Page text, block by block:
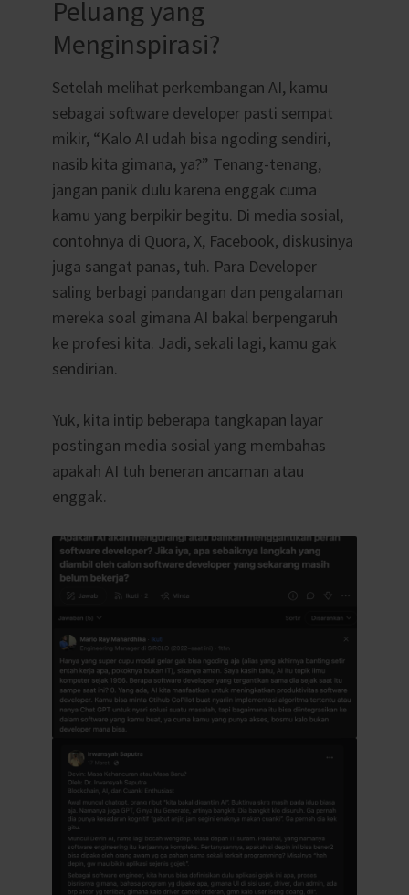
Peluang yang
Menginspirasi?
Setelah melihat perkembangan AI, kamu
sebagai software developer pasti sempat
mikir, “Kalo AI udah bisa ngoding sendiri,
nasib kita gimana, ya?” Tenang-tenang,
jangan panik dulu karena enggak cuma
kamu yang berpikir begitu. Di media sosial,
contohnya di Quora, X, Facebook, diskusinya
juga sangat panas, tuh. Para Developer
saling berbagi pandangan dan pengalaman
mereka soal gimana AI bakal berpengaruh
ke profesi kita. Jadi, sekali lagi, kamu gak
sendirian.
Yuk, kita intip beberapa tangkapan layar
postingan media sosial yang membahas
apakah AI tuh beneran ancaman atau
enggak.